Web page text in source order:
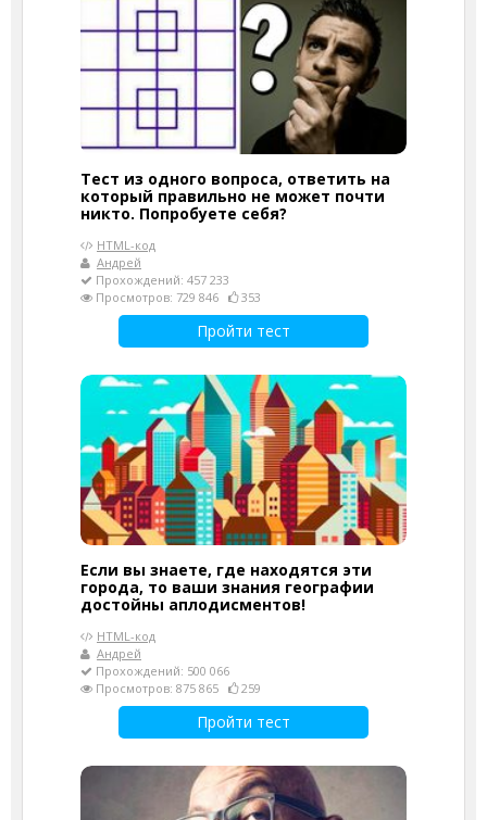
Тест из одного вопроса, ответить на
который правильно не может почти
никто. Попробуете себя?
HTML-код
Андрей
Прохождений: 457 233
Просмотров: 729 846
353
Пройти тест
Если вы знаете, где находятся эти
города, то ваши знания географии
достойны аплодисментов!
HTML-код
Андрей
Прохождений: 500 066
Просмотров: 875 865
259
Пройти тест